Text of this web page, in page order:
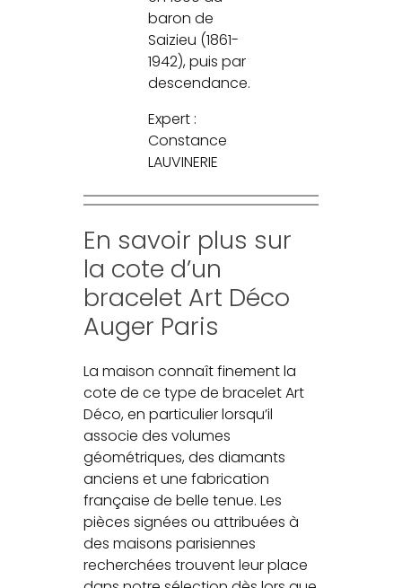
baron de
Saizieu (1861-
1942), puis par
descendance.
Expert :
Constance
LAUVINERIE
En savoir plus sur
la cote d’un
bracelet Art Déco
Auger Paris
La maison connaît finement la
cote de ce type de bracelet Art
Déco, en particulier lorsqu’il
associe des volumes
géométriques, des diamants
anciens et une fabrication
française de belle tenue. Les
pièces signées ou attribuées à
des maisons parisiennes
recherchées trouvent leur place